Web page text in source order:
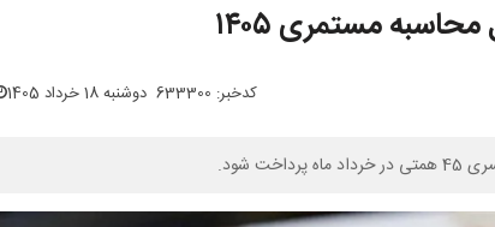
مستمری ۱۴۰۵
کدخبر: 633300 دوشنبه 18 خرداد 1405
شود.